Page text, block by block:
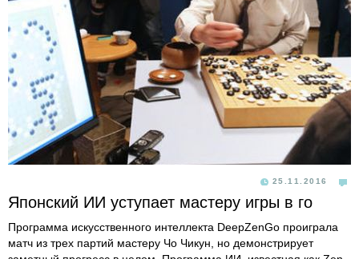
25.11.2016
Японский ИИ уступает мастеру игры в го
Программа искусственного интеллекта DeepZenGo проиграла
матч из трех партий мастеру Чо Чикун, но демонстрирует